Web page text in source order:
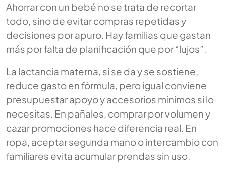
Ahorrar con un bebé no se trata de recortar
todo, sino de evitar compras repetidas y
decisiones por apuro. Hay familias que gastan
más por falta de planificación que por “lujos”.
La lactancia materna, si se da y se sostiene,
reduce gasto en fórmula, pero igual conviene
presupuestar apoyo y accesorios mínimos si lo
necesitas. En pañales, comprar por volumen y
cazar promociones hace diferencia real. En
ropa, aceptar segunda mano o intercambio con
familiares evita acumular prendas sin uso.